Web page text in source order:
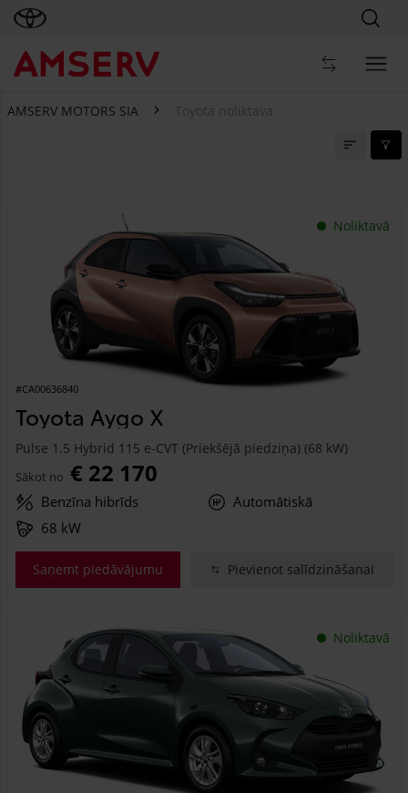
AMSERV MOTORS SIA Toyota noliktava
Noliktavā
#CA00636840
Toyota Aygo X
Pulse 1.5 Hybrid 115 e-CVT (Priekšējā piedziņa) (68 kW)
Sākot no € 22 170
Benzīna hibrīds
Automātiskā
68 kW
Saņemt piedāvājumu Pievienot salīdzināšanai
Noliktavā